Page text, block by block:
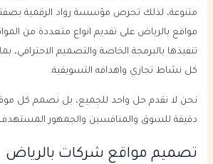
متنوعة، لذلك تحرص مؤسسة رواد الرقمية
مواقع بالرياض على تقديم انواع متعددة من
تنفيذها بالبرمجة الخاصة والتصميم
كل نشاط تجاري واهدافه التسويقية.
نحن لا نقدم حل واحد للجميع، بل نصمم كل
دقيقة للسوق والمنافسين والجمهور
تصميم مواقع شركات بالرياض